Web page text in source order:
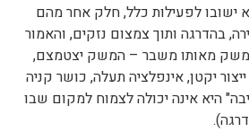
לפעילות כלל, חלק אחר מהם
בהדרגה ותוך צמצום נזקים, והאמור
מאותו משבר – המשק יצטמצם,
יקטן, אינפלציה תעלה, כושר קניה
היא אינה יכולה לצמוח למקום שבו